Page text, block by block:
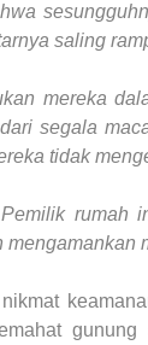
saling
mereka
segala
tidak
rumah